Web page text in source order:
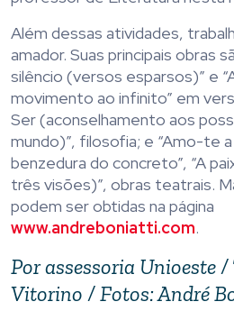
Além dessas atividades,
amador. Suas principais obras
silêncio (versos esparsos)” e
movimento ao infinito” em
Ser (aconselhamento aos
mundo)”, filosofia; e “Amo-te
benzedura do concreto”, “A
três visões)”, obras teatrais.
podem ser obtidas na página
www.andreboniatti.com.
Por assessoria Unioeste
Vitorino / Fotos: André